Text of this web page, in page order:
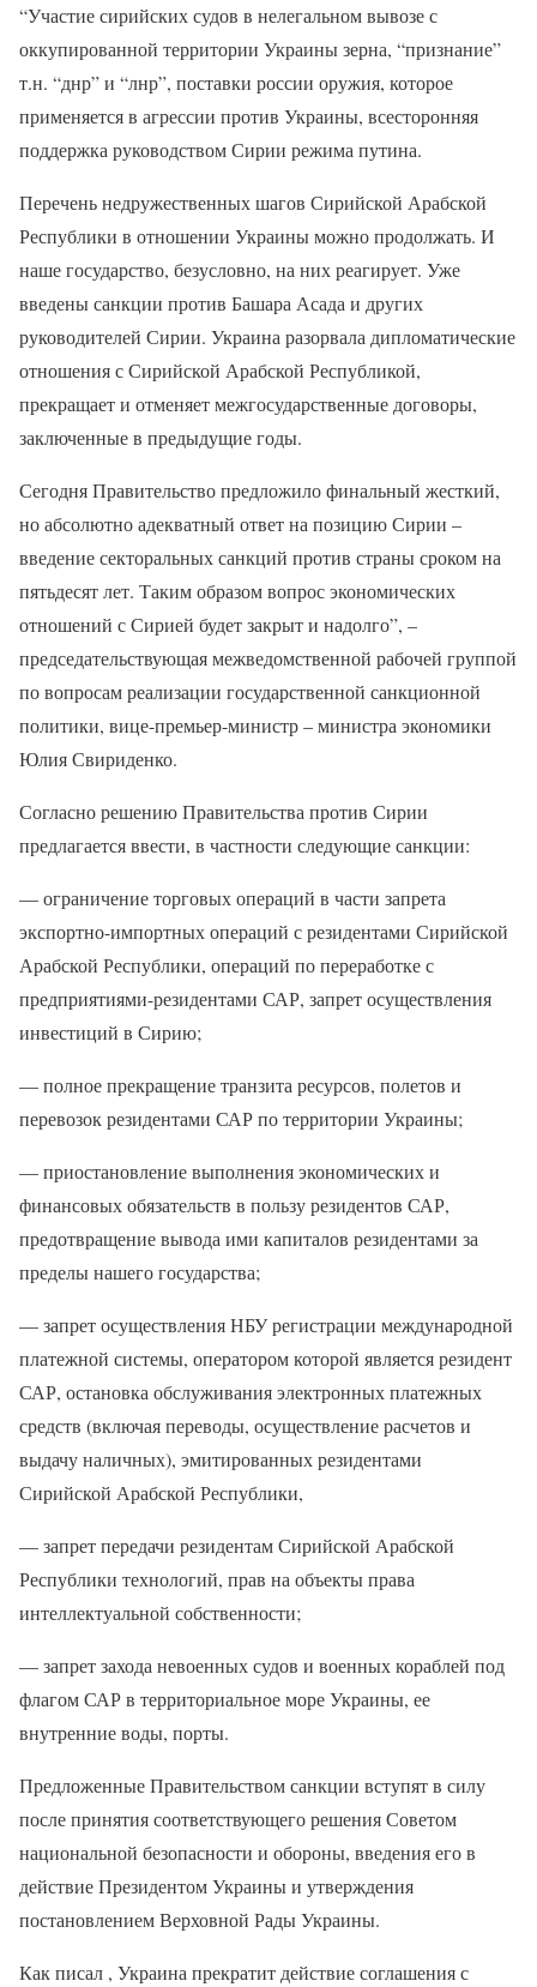
“Участие сирийских судов в нелегальном вывозе с
оккупированной территории Украины зерна, “признание”
т.н. “днр” и “лнр”, поставки россии оружия, которое
применяется в агрессии против Украины, всесторонняя
поддержка руководством Сирии режима путина.
Перечень недружественных шагов Сирийской Арабской
Республики в отношении Украины можно продолжать. И
наше государство, безусловно, на них реагирует. Уже
введены санкции против Башара Асада и других
руководителей Сирии. Украина разорвала дипломатические
отношения с Сирийской Арабской Республикой,
прекращает и отменяет межгосударственные договоры,
заключенные в предыдущие годы.
Сегодня Правительство предложило финальный жесткий,
но абсолютно адекватный ответ на позицию Сирии –
введение секторальных санкций против страны сроком на
пятьдесят лет. Таким образом вопрос экономических
отношений с Сирией будет закрыт и надолго”, –
председательствующая межведомственной рабочей группой
по вопросам реализации государственной санкционной
политики, вице-премьер-министр – министра экономики
Юлия Свириденко.
Согласно решению Правительства против Сирии
предлагается ввести, в частности следующие санкции:
— ограничение торговых операций в части запрета
экспортно-импортных операций с резидентами Сирийской
Арабской Республики, операций по переработке с
предприятиями-резидентами САР, запрет осуществления
инвестиций в Сирию;
— полное прекращение транзита ресурсов, полетов и
перевозок резидентами САР по территории Украины;
— приостановление выполнения экономических и
финансовых обязательств в пользу резидентов САР,
предотвращение вывода ими капиталов резидентами за
пределы нашего государства;
— запрет осуществления НБУ регистрации международной
платежной системы, оператором которой является резидент
САР, остановка обслуживания электронных платежных
средств (включая переводы, осуществление расчетов и
выдачу наличных), эмитированных резидентами
Сирийской Арабской Республики,
— запрет передачи резидентам Сирийской Арабской
Республики технологий, прав на объекты права
интеллектуальной собственности;
— запрет захода невоенных судов и военных кораблей под
флагом САР в территориальное море Украины, ее
внутренние воды, порты.
Предложенные Правительством санкции вступят в силу
после принятия соответствующего решения Советом
национальной безопасности и обороны, введения его в
действие Президентом Украины и утверждения
постановлением Верховной Рады Украины.
Как писал , Украина прекратит действие соглашения с